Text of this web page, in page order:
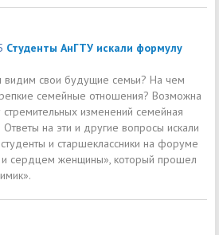
Студенты АнГТУ искали формулу
видим свои будущие семьи? На чем
семейные отношения? Возможна
стремительных изменений семейная
Ответы на эти и другие вопросы искали
студенты и старшеклассники на форуме
сердцем женщины», который прошел